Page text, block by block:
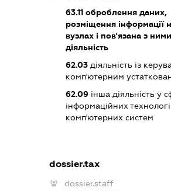
63.11оброблення даних,
розміщення інформації
вузлах і пов'язана з ними
діяльність
62.03діяльність із
комп'ютерним
62.09інша діяльність у
інформаційних
комп'ютерних систем
dossier.tax
dossier.staff